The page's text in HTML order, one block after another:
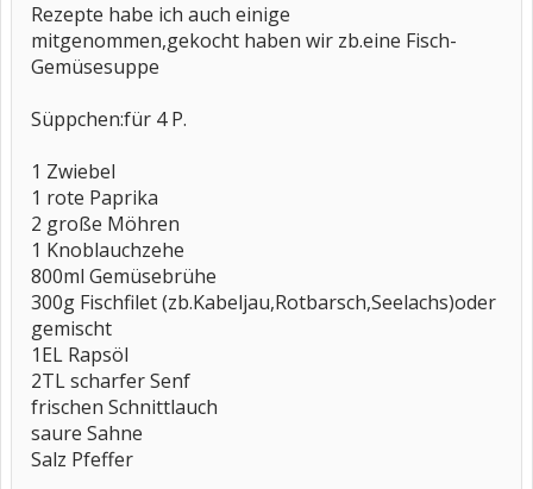
Rezepte habe ich auch einige
mitgenommen,gekocht haben wir zb.eine Fisch-
Gemüsesuppe
Süppchen:für 4 P.
1 Zwiebel
1 rote Paprika
2 große Möhren
1 Knoblauchzehe
800ml Gemüsebrühe
300g Fischfilet (zb.Kabeljau,Rotbarsch,Seelachs)oder
gemischt
1EL Rapsöl
2TL scharfer Senf
frischen Schnittlauch
saure Sahne
Salz Pfeffer